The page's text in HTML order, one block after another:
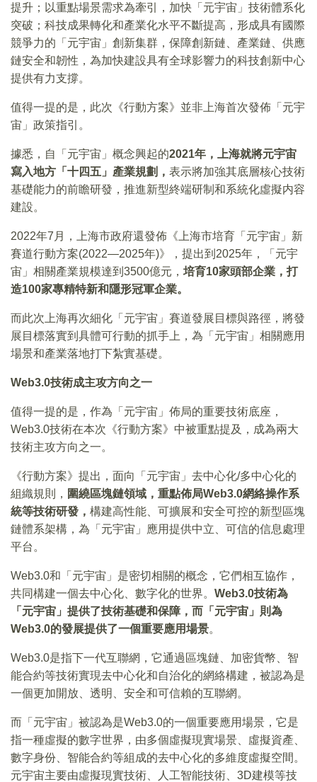
提升；以重點場景需求為牽引，加快「元宇宙」技術體系化
突破；科技成果轉化和產業化水平不斷提高，形成具有國際
競爭力的「元宇宙」創新集群，保障創新鏈、產業鏈、供應
鏈安全和韌性，為加快建設具有全球影響力的科技創新中心
提供有力支撐。
值得一提的是，此次《行動方案》並非上海首次發佈「元宇
宙」政策指引。
據悉，自「元宇宙」概念興起的2021年，上海就將元宇宙
寫入地方「十四五」產業規劃， 表示將加強其底層核心技術
基礎能力的前瞻研發，推進新型終端研制和系統化虛擬内容
建設。
2022年7月，上海市政府還發佈《上海市培育「元宇宙」新
賽道行動方案(2022—2025年)》，提出到2025年，「元宇
宙」相關產業規模達到3500億元， 培育10家頭部企業，打
造100家專精特新和隱形冠軍企業。
而此次上海再次細化「元宇宙」賽道發展目標與路徑，將發
展目標落實到具體可行動的抓手上，為「元宇宙」相關應用
場景和產業落地打下紮實基礎。
Web3.0技術成主攻方向之一
值得一提的是，作為「元宇宙」佈局的重要技術底座，
Web3.0技術在本次《行動方案》中被重點提及，成為兩大
技術主攻方向之一。
《行動方案》提出，面向「元宇宙」去中心化/多中心化的
組織規則， 圍繞區塊鏈領域，重點佈局Web3.0網絡操作系
統等技術研發， 構建高性能、可擴展和安全可控的新型區塊
鏈體系架構，為「元宇宙」應用提供中立、可信的信息處理
平台。
Web3.0和「元宇宙」是密切相關的概念，它們相互協作，
共同構建一個去中心化、數字化的世界。 Web3.0技術為
「元宇宙」提供了技術基礎和保障，而「元宇宙」則為
Web3.0的發展提供了一個重要應用場景。
Web3.0是指下一代互聯網，它通過區塊鏈、加密貨幣、智
能合約等技術實現去中心化和自治化的網絡構建，被認為是
一個更加開放、透明、安全和可信賴的互聯網。
而「元宇宙」被認為是Web3.0的一個重要應用場景，它是
指一種虛擬的數字世界，由多個虛擬現實場景、虛擬資產、
數字身份、智能合約等組成的去中心化的多維度虛擬空間。
元宇宙主要由虛擬現實技術、人工智能技術、3D建模等技